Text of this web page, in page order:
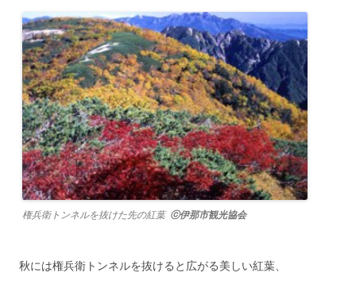
権兵衛トンネルを抜けた先の紅葉 ⓒ伊那市観光協会
秋には権兵衛トンネルを抜けると広がる美しい紅葉、